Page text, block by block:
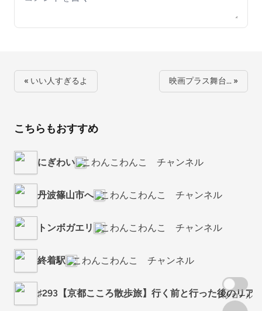
« いい人すぎるよ 映画プラス舞台… »
こちらもおすすめ
にぎわい こわんこわんこ チャンネル
丹波篠山市へ こわんこわんこ チャンネル
トンボガエリ こわんこわんこ チャンネル
終着駅 こわんこわんこ チャンネル
♯293【京都こころ散歩旅】行く前と行った後のリア
スクロール